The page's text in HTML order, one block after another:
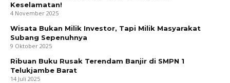
Keselamatan!
4 November 2025
Wisata Bukan Milik Investor, Tapi Milik Masyarakat
Subang Sepenuhnya
9 Oktober 2025
Ribuan Buku Rusak Terendam Banjir di SMPN 1
Telukjambe Barat
14 Juli 2025